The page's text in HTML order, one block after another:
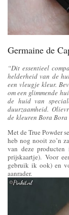
Germaine de
“Dit essentieel
helderheid van de
een vleugje kleur.
om een glimmende
de huid van
duurzaamheid.
de kleuren Bora Bora
Met de True Powder
heb nog nooit zo’n
van deze
prijskaartje). Voor
gebruik ik ook) en
aanrader.